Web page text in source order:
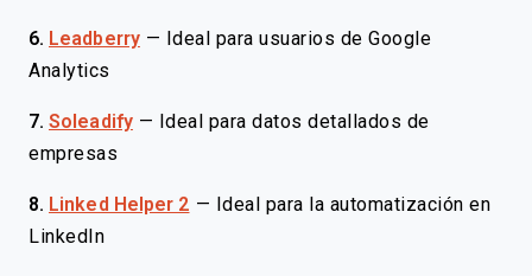
6. Leadberry —
Ideal para usuarios de Google
Analytics
7. Soleadify —
Ideal para datos detallados de
empresas
8. Linked Helper 2 —
Ideal para la automatización en
LinkedIn